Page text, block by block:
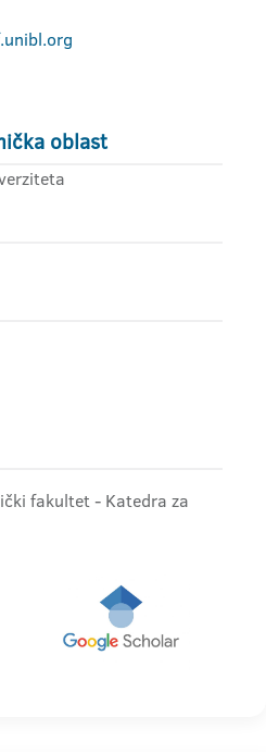
oblast
fakultet - Katedra za